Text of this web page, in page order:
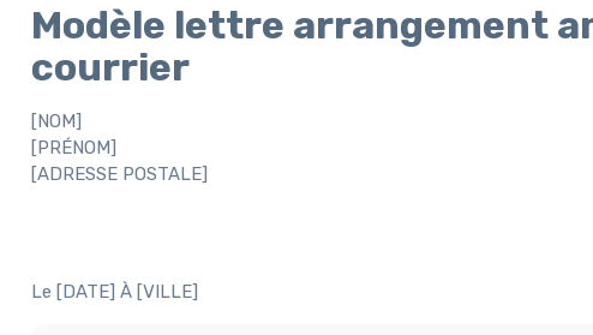
Modèle lettre arrangement
courrier
[NOM]
[PRÉNOM]
[ADRESSE POSTALE]
Le [DATE] À [VILLE]